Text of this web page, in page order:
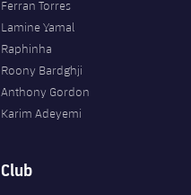
Ferran Torres
Lamine Yamal
Raphinha
Roony Bardghji
Anthony Gordon
Karim Adeyemi
Club